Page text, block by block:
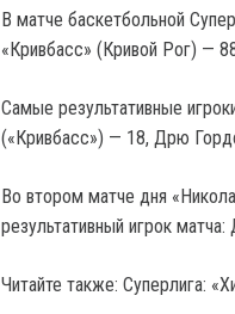
В матче баскетбольной
«Кривбасс» (Кривой Рог) —
Самые результативные
(«Кривбасс») — 18, Дрю
Во втором матче дня
результативный игрок
Читайте также: Суперлига: